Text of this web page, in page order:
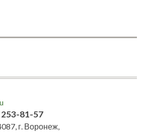
81-57
г. Воронеж,